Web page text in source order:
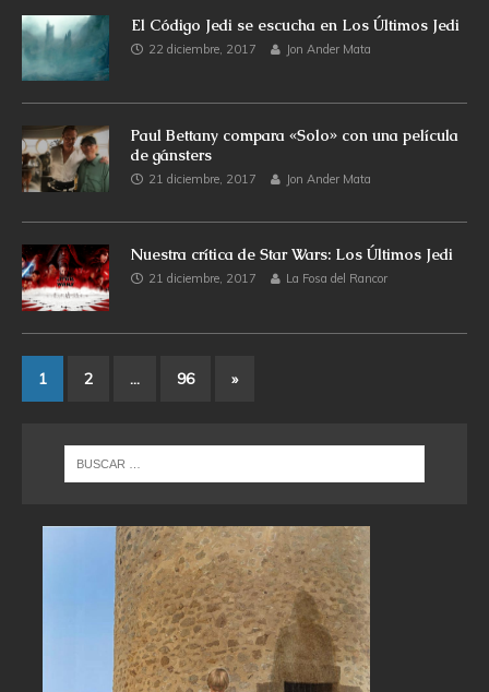
El Código Jedi se escucha en Los Últimos Jedi
22 diciembre, 2017 Jon Ander Mata
Paul Bettany compara «Solo» con una película
de gánsters
21 diciembre, 2017 Jon Ander Mata
Nuestra crítica de Star Wars: Los Últimos Jedi
21 diciembre, 2017 La Fosa del Rancor
1 2 … 96 »